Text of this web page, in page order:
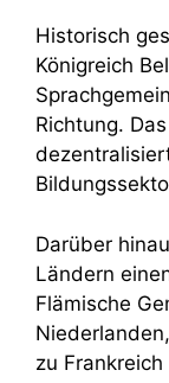
Historisch
Königreich
Richtung.
Darüber
Ländern
Flämische
zu